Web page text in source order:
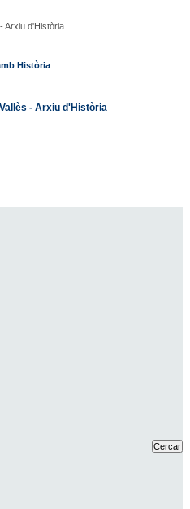
Arxiu d'Història
Història
- Arxiu d'Història